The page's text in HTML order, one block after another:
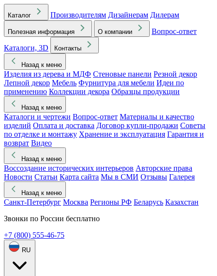
Каталог Производителям Дизайнерам Дилерам
Полезная информация О компании
Вопрос-ответ
Каталоги, 3D
Контакты
Назад к меню
Изделия из дерева и МДФ Стеновые панели Резной декор
Лепной декор Мебель Фурнитура для мебели Идеи по
применению Коллекции декора Образцы продукции
Назад к меню
Каталоги и чертежи Вопрос-ответ Материалы и качество
изделий Оплата и доставка Договор купли-продажи Советы
по отделке и монтажу Хранение и эксплуатация Гарантия и
возврат Видео
Назад к меню
Воссоздание исторических интерьеров Авторские права
Новости Статьи Карта сайта Мы в СМИ Отзывы Галерея
Назад к меню
Санкт-Петербург Москва Регионы РФ Беларусь Казахстан
Звонки по России бесплатно
+7 (800) 555-46-75
RU